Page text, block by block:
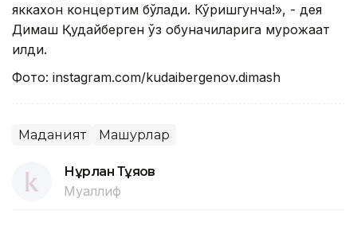
яккахон концертим бўлади. Кўришгунча!», - дея
Димаш Қудайберген ўз обуначиларига мурожаат
қилди.
Фото: instagram.com/kudaibergenov.dimash
Маданият Машҳурлар
Нұрлан Тұяқов
Муаллиф